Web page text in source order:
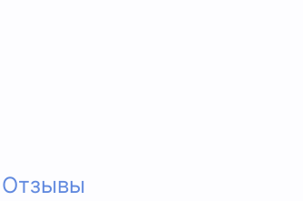
Отзывы